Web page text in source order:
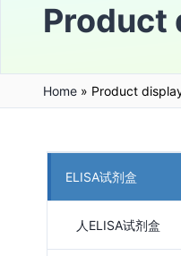
Product
Home » Product
ELISA试剂盒
人ELISA试剂盒